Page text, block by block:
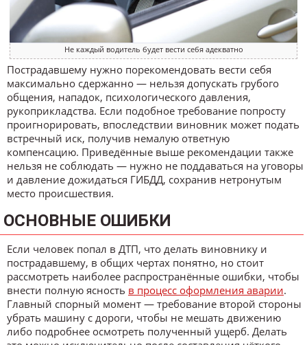
Не каждый водитель будет вести себя адекватно
Пострадавшему нужно порекомендовать вести себя
максимально сдержанно — нельзя допускать грубого
общения, нападок, психологического давления,
рукоприкладства. Если подобное требование попросту
проигнорировать, впоследствии виновник может подать
встречный иск, получив немалую ответную
компенсацию. Приведённые выше рекомендации также
нельзя не соблюдать — нужно не поддаваться на уговоры
и давление дожидаться ГИБДД, сохранив нетронутым
место происшествия.
ОСНОВНЫЕ ОШИБКИ
Если человек попал в ДТП, что делать виновнику и
пострадавшему, в общих чертах понятно, но стоит
рассмотреть наиболее распространённые ошибки, чтобы
внести полную ясность в процесс оформления аварии.
Главный спорный момент — требование второй стороны
убрать машину с дороги, чтобы не мешать движению
либо подробнее осмотреть полученный ущерб. Делать